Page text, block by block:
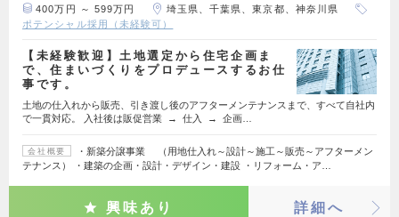
400万円 ～ 599万円
埼玉県、千葉県、東京都、神奈川県
ポテンシャル採用（未経験可）
【未経験歓迎】土地選定から住宅企画ま
で、住まいづくりをプロデュースするお仕
事です。
土地の仕入れから販売、引き渡し後のアフターメンテナンスまで、すべて自社内
で一貫対応。 入社後は販促営業 → 仕入 → 企画…
会社概要
・新築分譲事業 （用地仕入れ～設計～施工～販売～アフターメン
テナンス） ・建築の企画・設計・デザイン・建設 ・リフォーム・ア…
興味あり 詳細へ